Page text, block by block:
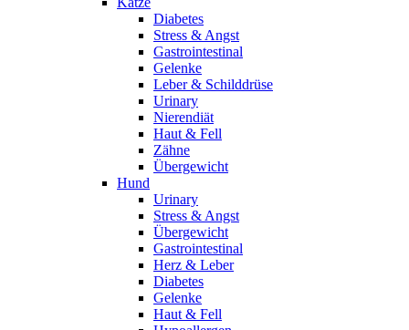
Diabetes
Stress & Angst
Gastrointestinal
Gelenke
Leber & Schilddrüse
Urinary
Nierendiät
Haut & Fell
Zähne
Übergewicht
Hund
Urinary
Stress & Angst
Übergewicht
Gastrointestinal
Herz & Leber
Diabetes
Gelenke
Haut & Fell